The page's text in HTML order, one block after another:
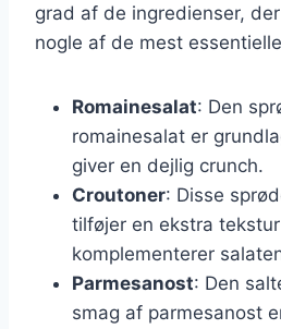
grad af de ingredienser,
nogle af de mest
Romainesalat: Den
romainesalat er
giver en dejlig crunch.
Croutoner: Disse
tilføjer en ekstra
komplementerer
Parmesanost: Den
smag af parmesanost